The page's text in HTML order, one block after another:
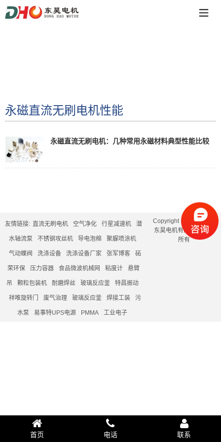
永磁直流无刷电机性能
永磁直流无刷电机：几种常用永磁材料典型性能比较
友情链接: 直流无刷电机 空气净化 行星减速机 潜
水轴流泵 不锈钢攻丝机 导电泡棉 聚脲喷涂机
气动蝶阀 洗涤设备 洗涤设备厂家 张军博客 砳
荣环保 压力容器 食品微波机械网 粘度计 悬臂
吊 颗粒包装机 耐磨焊丝 玻璃反应釜 特昌振动
祥唯旋转门 废气治理 玻璃反应釜 焊接工装 污
水泵 易事特UPS电源 PMMA 工业电子
Copyright @ 2019 东莞
东昊电机有限公司 版权
所有
首页 电话 联系